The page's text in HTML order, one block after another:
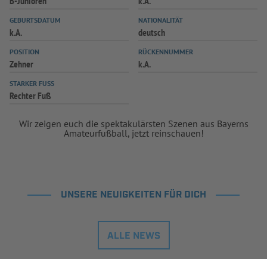
GEBURTSDATUM
k.A.
NATIONALITÄT
deutsch
POSITION
Zehner
RÜCKENNUMMER
k.A.
STARKER FUSS
Rechter Fuß
Wir zeigen euch die spektakulärsten Szenen aus Bayerns
Amateurfußball, jetzt reinschauen!
UNSERE NEUIGKEITEN FÜR DICH
ALLE NEWS